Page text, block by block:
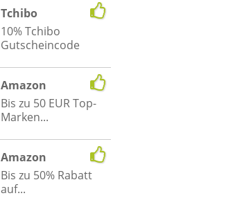
Tchibo
10% Tchibo
Gutscheincode
Amazon
Bis zu 50 EUR Top-
Marken...
Amazon
Bis zu 50% Rabatt
auf...